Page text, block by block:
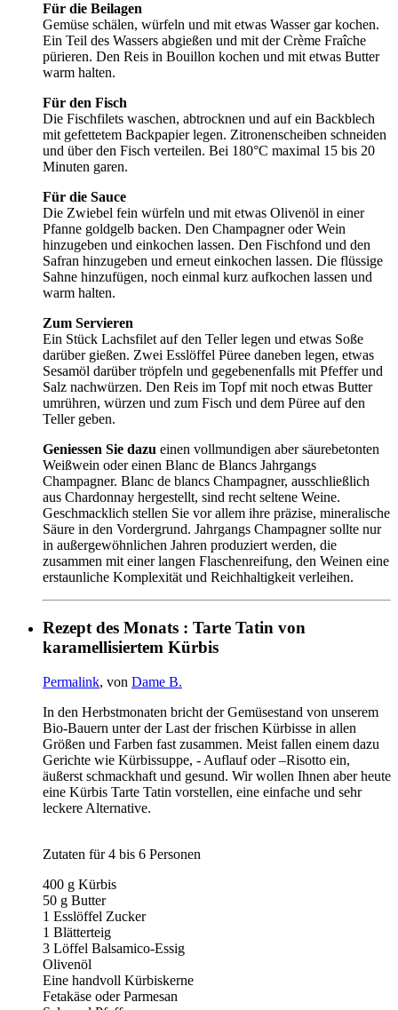
Für die Beilagen
Gemüse schälen, würfeln und mit etwas Wasser gar kochen.
Ein Teil des Wassers abgießen und mit der Crème Fraîche
pürieren. Den Reis in Bouillon kochen und mit etwas Butter
warm halten.
Für den Fisch
Die Fischfilets waschen, abtrocknen und auf ein Backblech
mit gefettetem Backpapier legen. Zitronenscheiben schneiden
und über den Fisch verteilen. Bei 180°C maximal 15 bis 20
Minuten garen.
Für die Sauce
Die Zwiebel fein würfeln und mit etwas Olivenöl in einer
Pfanne goldgelb backen. Den Champagner oder Wein
hinzugeben und einkochen lassen. Den Fischfond und den
Safran hinzugeben und erneut einkochen lassen. Die flüssige
Sahne hinzufügen, noch einmal kurz aufkochen lassen und
warm halten.
Zum Servieren
Ein Stück Lachsfilet auf den Teller legen und etwas Soße
darüber gießen. Zwei Esslöffel Püree daneben legen, etwas
Sesamöl darüber tröpfeln und gegebenenfalls mit Pfeffer und
Salz nachwürzen. Den Reis im Topf mit noch etwas Butter
umrühren, würzen und zum Fisch und dem Püree auf den
Teller geben.
Geniessen Sie dazu einen vollmundigen aber säurebetonten
Weißwein oder einen Blanc de Blancs Jahrgangs
Champagner. Blanc de blancs Champagner, ausschließlich
aus Chardonnay hergestellt, sind recht seltene Weine.
Geschmacklich stellen Sie vor allem ihre präzise, mineralische
Säure in den Vordergrund. Jahrgangs Champagner sollte nur
in außergewöhnlichen Jahren produziert werden, die
zusammen mit einer langen Flaschenreifung, den Weinen eine
erstaunliche Komplexität und Reichhaltigkeit verleihen.
Rezept des Monats : Tarte Tatin von
karamellisiertem Kürbis
Permalink, von Dame B.
In den Herbstmonaten bricht der Gemüsestand von unserem
Bio-Bauern unter der Last der frischen Kürbisse in allen
Größen und Farben fast zusammen. Meist fallen einem dazu
Gerichte wie Kürbissuppe, - Auflauf oder –Risotto ein,
äußerst schmackhaft und gesund. Wir wollen Ihnen aber heute
eine Kürbis Tarte Tatin vorstellen, eine einfache und sehr
leckere Alternative.
Zutaten für 4 bis 6 Personen
400 g Kürbis
50 g Butter
1 Esslöffel Zucker
1 Blätterteig
3 Löffel Balsamico-Essig
Olivenöl
Eine handvoll Kürbiskerne
Fetakäse oder Parmesan